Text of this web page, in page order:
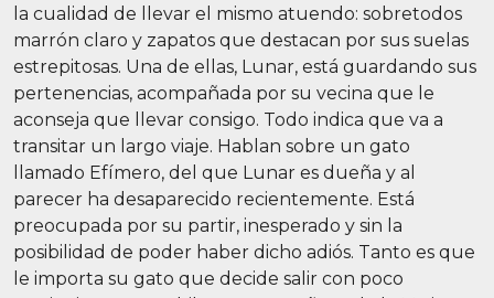
la cualidad de llevar el mismo atuendo: sobretodos
marrón claro y zapatos que destacan por sus suelas
estrepitosas. Una de ellas, Lunar, está guardando sus
pertenencias, acompañada por su vecina que le
aconseja que llevar consigo. Todo indica que va a
transitar un largo viaje. Hablan sobre un gato
llamado Efímero, del que Lunar es dueña y al
parecer ha desaparecido recientemente. Está
preocupada por su partir, inesperado y sin la
posibilidad de poder haber dicho adiós. Tanto es que
le importa su gato que decide salir con poco